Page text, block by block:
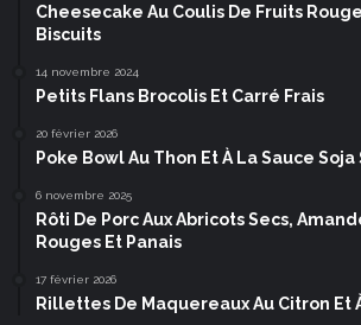
Cheesecake Au Coulis De Fruits
Biscuits
14 novembre 2024
Petits Flans Brocolis Et Carré Frais
20 février 2026
Poke Bowl Au Thon Et À La Sauce
6 novembre 2025
Rôti De Porc Aux Abricots Secs,
Rouges Et Panais
17 février 2026
Rillettes De Maquereaux Au Citron Et